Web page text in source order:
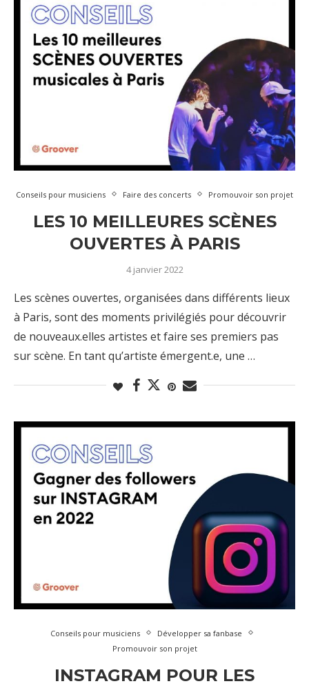
Conseils pour musiciens Faire des concerts Promouvoir son projet
LES 10 MEILLEURES SCÈNES
OUVERTES À PARIS
4 janvier 2022
Les scènes ouvertes, organisées dans différents lieux
à Paris, sont des moments privilégiés pour découvrir
de nouveaux.elles artistes et faire ses premiers pas
sur scène. En tant qu’artiste émergent.e, une …
Conseils pour musiciens
Développer sa fanbase
Promouvoir son projet
INSTAGRAM POUR LES